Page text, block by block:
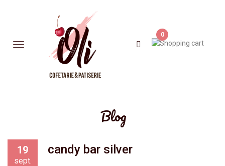
0
Blog
19
sept.
candy bar silver